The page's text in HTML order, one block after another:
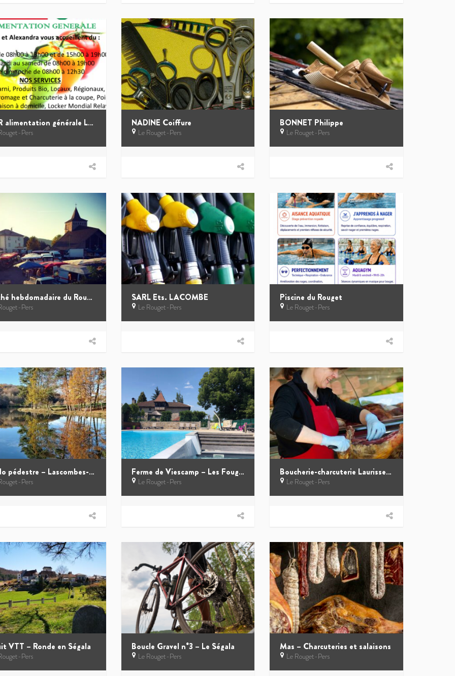
SPAR alimentation générale Le Rouget
Pers
NADINE Coiffure
Le Rouget-Pers
BONNET Philippe
Le Rouget-Pers
Marché hebdomadaire du Rouget
Pers
SARL Ets. LACOMBE
Le Rouget-Pers
Piscine du Rouget
Le Rouget-Pers
Rando pédestre – Lascombes-Basses
Pers
Ferme de Viescamp – Les Fougères
Le Rouget-Pers
Boucherie-charcuterie Laurissergues
Le Rouget-Pers
VTT – Ronde en Ségala
Pers
Boucle Gravel n°3 – Le Ségala
Le Rouget-Pers
Mas – Charcuteries et salaisons
Le Rouget-Pers